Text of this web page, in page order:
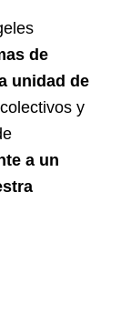
de
unidad de
y
a un